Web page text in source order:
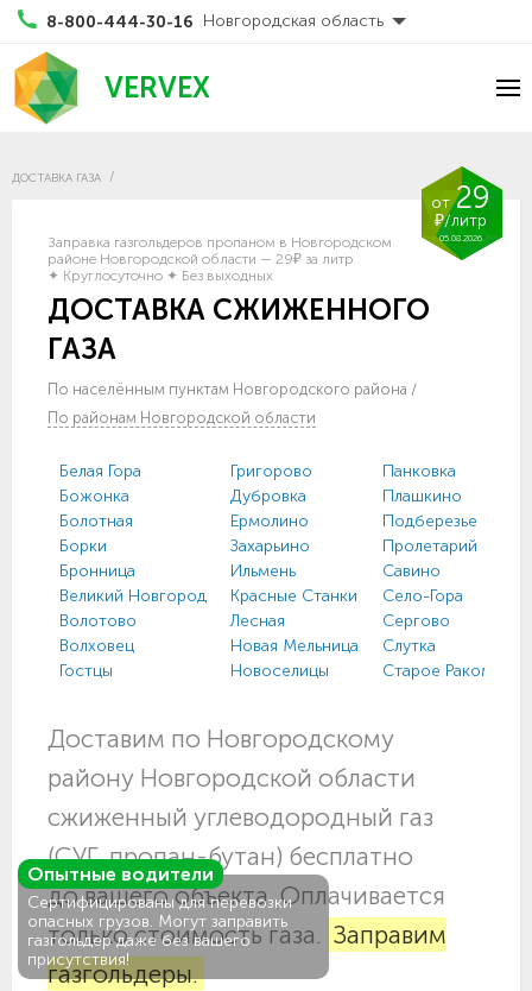
8-800-444-30-16 Новгородская область
VERVEX
ДОСТАВКА ГАЗА
от29
₽/литр
05.08.2026
ДОСТАВКА СЖИЖЕННОГО
ГАЗА
Заправка газгольдеров пропаном в Новгородском
районе Новгородской области — 29₽ за литр
✦ Круглосуточно ✦ Без выходных
По населённым пунктам Новгородского района /
По районам Новгородской области
Белая Гора
Божонка
Болотная
Борки
Бронница
Великий Новгород
Волотово
Волховец
Гостцы
Григорово
Дубровка
Ермолино
Захарьино
Ильмень
Красные Станки
Лесная
Новая Мельница
Новоселицы
Панковка
Плашкино
Подберезье
Пролетарий
Савино
Село-Гора
Сергово
Слутка
Старое Ракомо
Доставим по Новгородскому
району Новгородской области
сжиженный углеводородный газ
(СУГ, пропан-бутан) бесплатно
до вашего объекта. Оплачивается
только стоимость газа. Заправим
газгольдеры.
Опытные водители
Сертифицированы для перевозки
опасных грузов. Могут заправить
газгольдер даже без вашего
присутствия!